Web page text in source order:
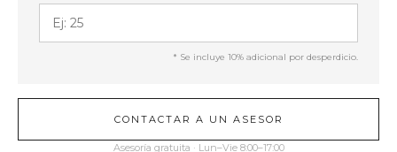
* Se incluye 10% adicional por desperdicio.
CONTACTAR A UN ASESOR
Asesoría gratuita · Lun–Vie 8:00–17:00